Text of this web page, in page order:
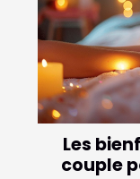
Les
couple